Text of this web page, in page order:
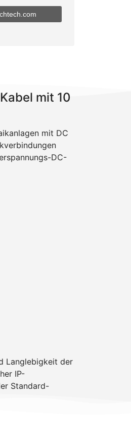
mit 10
mit DC
DC-
Langlebigkeit der
IP-
Standard-